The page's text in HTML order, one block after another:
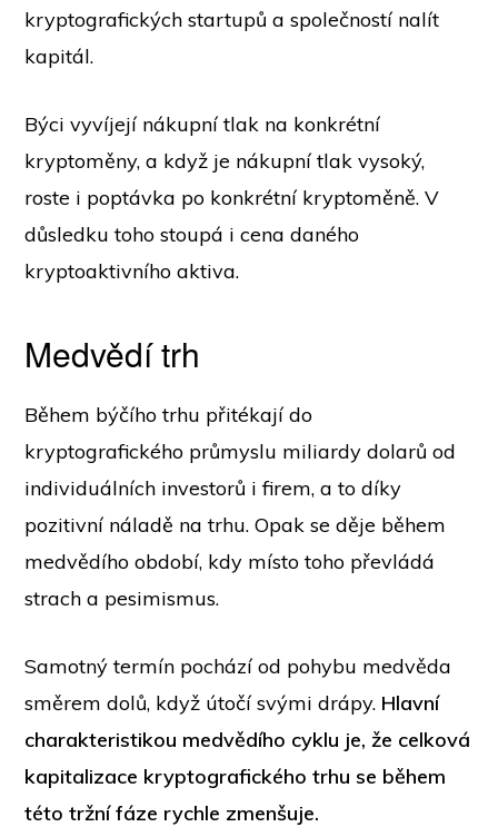
kryptografických startupů a společností nalít
kapitál.
Býci vyvíjejí nákupní tlak na konkrétní
kryptoměny, a když je nákupní tlak vysoký,
roste i poptávka po konkrétní kryptoměně. V
důsledku toho stoupá i cena daného
kryptoaktivního aktiva.
Medvědí trh
Během býčího trhu přitékají do
kryptografického průmyslu miliardy dolarů od
individuálních investorů i firem, a to díky
pozitivní náladě na trhu. Opak se děje během
medvědího období, kdy místo toho převládá
strach a pesimismus.
Samotný termín pochází od pohybu medvěda
směrem dolů, když útočí svými drápy. Hlavní
charakteristikou medvědího cyklu je, že celková
kapitalizace kryptografického trhu se během
této tržní fáze rychle zmenšuje.